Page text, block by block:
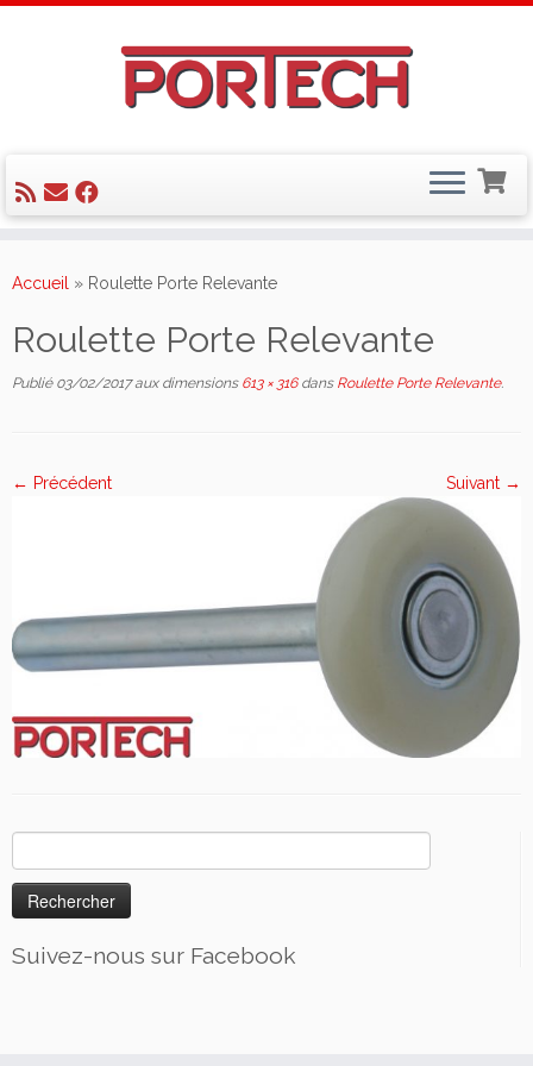
Accueil » Roulette Porte Relevante
Roulette Porte Relevante
Publié 03/02/2017aux dimensions613 × 316dansRoulette Porte Relevante.
← Précédent Suivant →
Suivez-nous sur Facebook